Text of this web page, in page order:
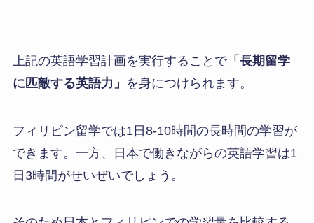
上記の英語学習計画を実行することで「長期留学
に匹敵する英語力」 を身につけられます。
フィリピン留学では1日8-10時間の長時間の学習が
できます。一方、日本で働きながらの英語学習は1
日3時間がせいぜいでしょう。